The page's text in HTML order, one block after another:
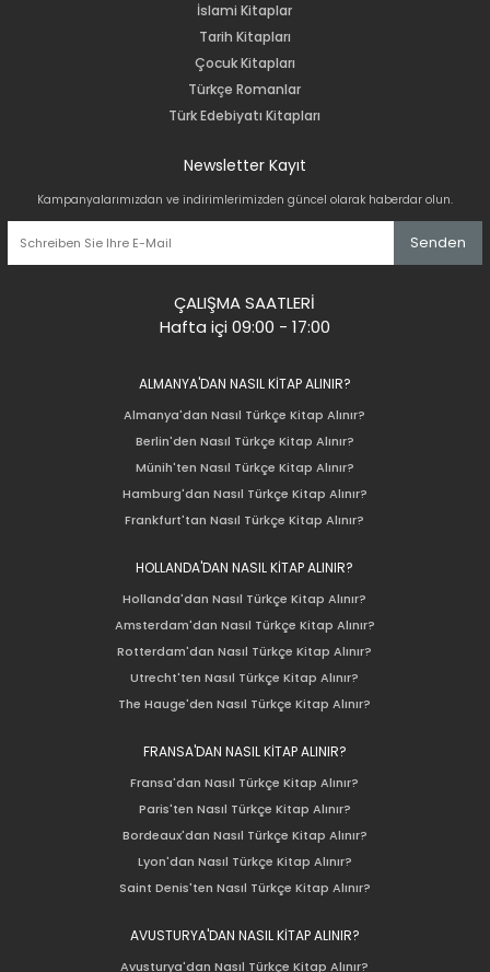
İslami Kitaplar
Tarih Kitapları
Çocuk Kitapları
Türkçe Romanlar
Türk Edebiyatı Kitapları
Newsletter Kayıt
Kampanyalarımızdan ve indirimlerimizden güncel olarak haberdar olun.
Senden
ÇALIŞMA SAATLERİ
Hafta içi 09:00 - 17:00
ALMANYA'DAN NASIL KİTAP ALINIR?
Almanya'dan Nasıl Türkçe Kitap Alınır?
Berlin'den Nasıl Türkçe Kitap Alınır?
Münih'ten Nasıl Türkçe Kitap Alınır?
Hamburg'dan Nasıl Türkçe Kitap Alınır?
Frankfurt'tan Nasıl Türkçe Kitap Alınır?
HOLLANDA'DAN NASIL KİTAP ALINIR?
Hollanda'dan Nasıl Türkçe Kitap Alınır?
Amsterdam'dan Nasıl Türkçe Kitap Alınır?
Rotterdam'dan Nasıl Türkçe Kitap Alınır?
Utrecht'ten Nasıl Türkçe Kitap Alınır?
The Hauge'den Nasıl Türkçe Kitap Alınır?
FRANSA'DAN NASIL KİTAP ALINIR?
Fransa'dan Nasıl Türkçe Kitap Alınır?
Paris'ten Nasıl Türkçe Kitap Alınır?
Bordeaux'dan Nasıl Türkçe Kitap Alınır?
Lyon'dan Nasıl Türkçe Kitap Alınır?
Saint Denis'ten Nasıl Türkçe Kitap Alınır?
AVUSTURYA'DAN NASIL KİTAP ALINIR?
Avusturya'dan Nasıl Türkçe Kitap Alınır?